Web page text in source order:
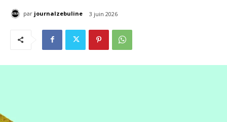
par journalzebuline 3 juin 2026